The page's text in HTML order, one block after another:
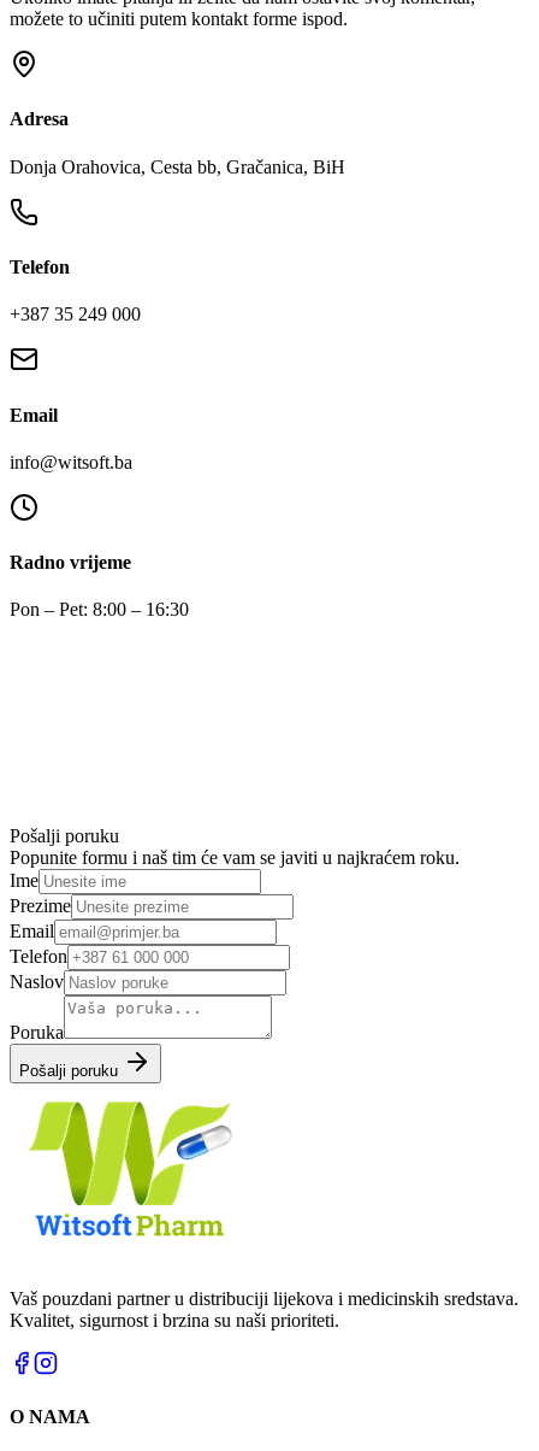
možete to učiniti putem kontakt forme ispod.
Adresa
Donja Orahovica, Cesta bb, Gračanica, BiH
Telefon
+387 35 249 000
Email
info@witsoft.ba
Radno vrijeme
Pon – Pet: 8:00 – 16:30
Pošalji poruku
Popunite formu i naš tim će vam se javiti u najkraćem roku.
Ime
Prezime
Email
Telefon
Naslov
Poruka
Pošalji poruku
Vaš pouzdani partner u distribuciji lijekova i medicinskih sredstava.
Kvalitet, sigurnost i brzina su naši prioriteti.
O NAMA